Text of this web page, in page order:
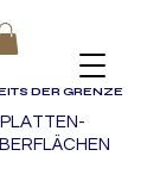
DER GRENZE